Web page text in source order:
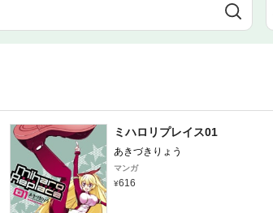
ミハロリプレイス01
あきづきりょう
マンガ
616